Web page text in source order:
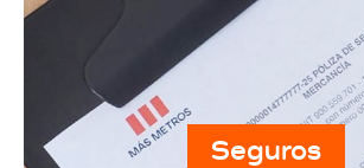
Seguros